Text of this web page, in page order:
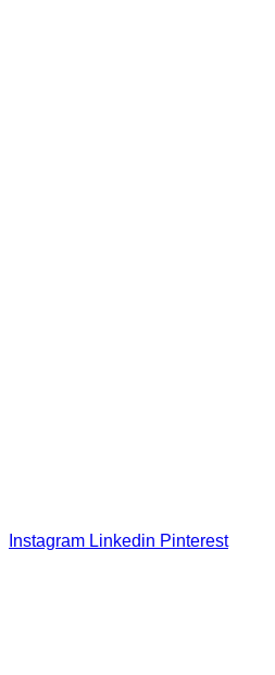
Instagram Linkedin Pinterest